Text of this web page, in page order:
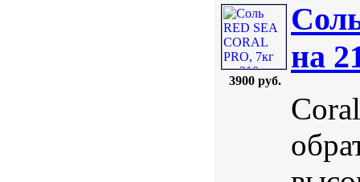
3900 руб.
на